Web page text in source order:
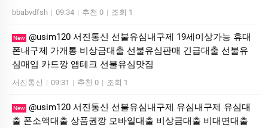
bbabvdfsh | 09:34 | 추천 0 | 조회 1
New @usim120 서진통신 선불유심내구제 19세이상가능 휴대
폰내구제 가개통 비상금대출 선불유심판매 긴급대출 선불유
심매입 카드깡 앱테크 선불유심맛집
서진통신 | 09:31 | 추천 0 | 조회 1
New @usim120 서진통신 선불유심내구제 유심내구제 유심대
출 폰소액대출 상품권깡 모바일대출 비상금대출 비대면대출